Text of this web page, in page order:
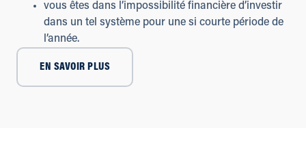
vous êtes dans l’impossibilité financière d’investir
dans un tel système pour une si courte période de
l’année.
EN SAVOIR PLUS